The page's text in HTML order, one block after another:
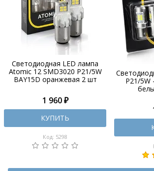
Светодиодная LED лампа
Atomic 12 SMD3020 P21/5W
BAY15D оранжевая 2 шт
1 960 ₽
КУПИТЬ
Код: 5298
P21/5W